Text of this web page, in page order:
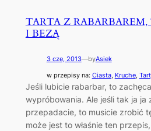
TARTA Z
I BEZĄ
3 cze, 2013—byAsiek
w przepisy na: Ciasta, Kruche,
Jeśli lubicie rabarbar, to
wypróbowania. Ale jeśli tak ja ja
przepadacie, to musicie zrobić
może jest to właśnie ten